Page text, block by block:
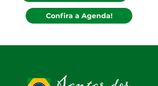
Confira a Agenda!